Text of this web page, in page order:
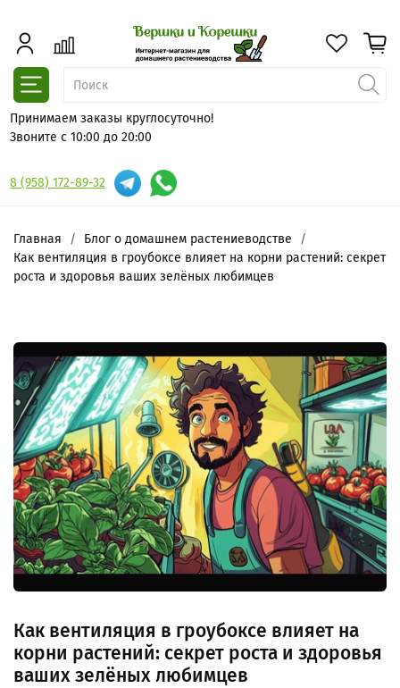
Принимаем заказы круглосуточно!
Звоните с 10:00 до 20:00
8 (958) 172-89-32
Главная
Блог о домашнем растениеводстве
Как вентиляция в гроубоксе влияет на корни растений: секрет
роста и здоровья ваших зелёных любимцев
Как вентиляция в гроубоксе влияет на
корни растений: секрет роста и здоровья
ваших зелёных любимцев